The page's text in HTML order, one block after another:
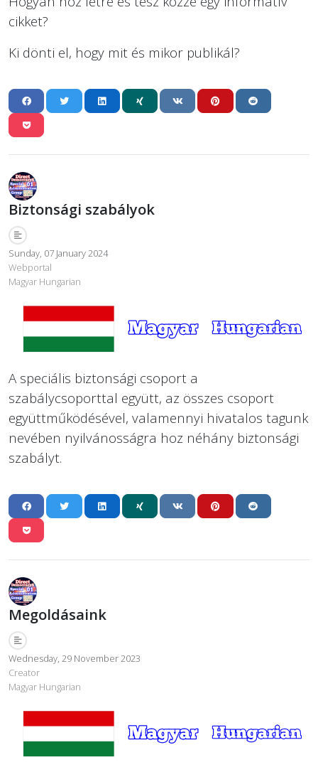
cikket?
Ki dönti el, hogy mit és mikor publikál?
Biztonsági szabályok
Sunday, 07 January 2024
Webportal
Magyar Hungarian
A speciális biztonsági csoport a
szabálycsoporttal együtt, az összes csoport
együttműködésével, valamennyi hivatalos tagunk
nevében nyilvánosságra hoz néhány biztonsági
szabályt.
Megoldásaink
Wednesday, 29 November 2023
Creator
Magyar Hungarian